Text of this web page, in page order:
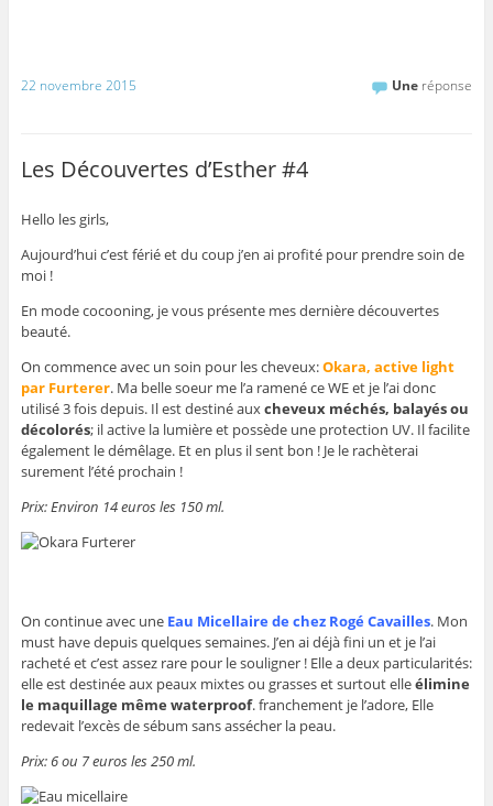
22 novembre 2015 Une réponse
Les Découvertes d’Esther #4
Hello les girls,
Aujourd’hui c’est férié et du coup j’en ai profité pour prendre soin de
moi !
En mode cocooning, je vous présente mes dernière découvertes
beauté.
On commence avec un soin pour les cheveux:Okara, active light
par Furterer. Ma belle soeur me l’a ramené ce WE et je l’ai donc
utilisé 3 fois depuis. Il est destiné auxcheveux méchés, balayés ou
décolorés; il active la lumière et possède une protection UV. Il facilite
également le démêlage. Et en plus il sent bon ! Je le rachèterai
surement l’été prochain !
Prix: Environ 14 euros les 150 ml.
On continue avec une Eau Micellaire de chez Rogé Cavailles. Mon
must have depuis quelques semaines. J’en ai déjà fini un et je l’ai
racheté et c’est assez rare pour le souligner ! Elle a deux particularités:
elle est destinée aux peaux mixtes ou grasses et surtout elleélimine
le maquillage même waterproof. franchement je l’adore, Elle
redevait l’excès de sébum sans assécher la peau.
Prix: 6 ou 7 euros les 250 ml.